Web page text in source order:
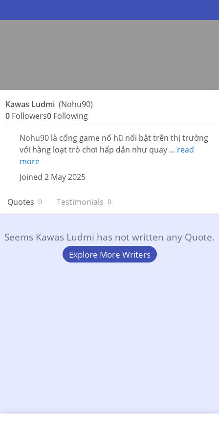
Kawas Ludmi(Nohu90)
0 Followers0 Following
Nohu90 là cổng game nổ hũ nổi bật trên thị trường
với hàng loạt trò chơi hấp dẫn như quay ... read
more
Joined 2 May 2025
Quotes 0 Testimonials 0
Seems Kawas Ludmi has not written any Quote.
Explore More Writers